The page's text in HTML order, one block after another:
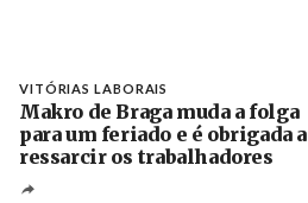
VITÓRIAS LABORAIS
Makro de Braga muda a folga
para um feriado e é obrigada a
ressarcir os trabalhadores